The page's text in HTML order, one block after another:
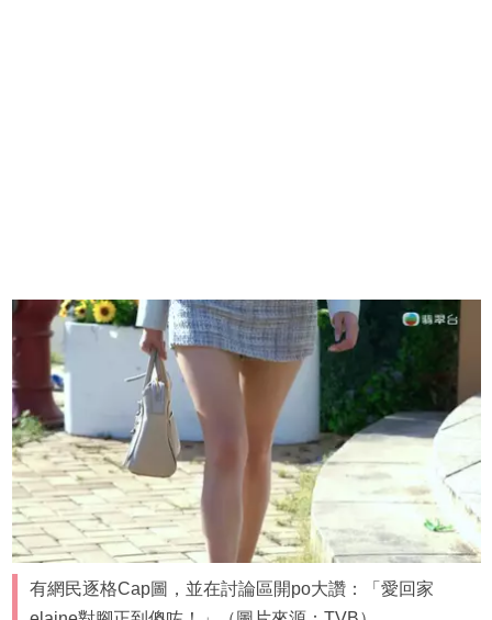
有網民逐格Cap圖，並在討論區開po大讚：「愛回家